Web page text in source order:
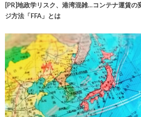
[PR]地政学リスク、港湾混雑…コンテナ運賃の
ジ方法「FFA」とは